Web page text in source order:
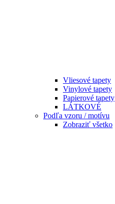
Vliesové tapety
Vinylové tapety
Papierové tapety
LÁTKOVÉ
Podľa vzoru / motívu
Zobraziť všetko